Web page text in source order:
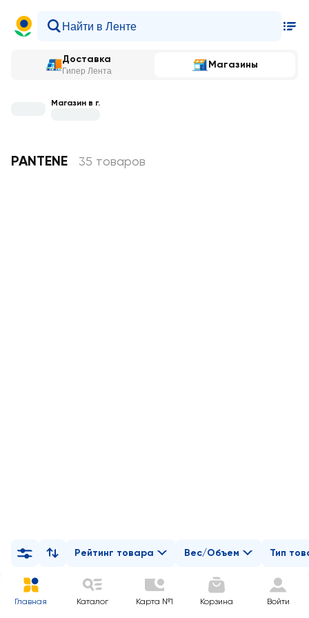
Доставка
Гипер Лента
Магазины
Магазин в г.
PANTENE 35 товаров
Рейтинг товара Вес/Объем Тип
Главная Каталог Карта №1 Корзина Войти